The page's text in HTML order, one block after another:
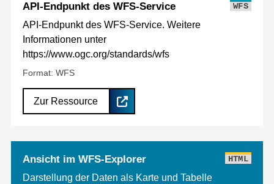
API-Endpunkt des WFS-Service WFS
API-Endpunkt des WFS-Service. Weitere
Informationen unter
https://www.ogc.org/standards/wfs
Format: WFS
Zur Ressource
Ansicht im WFS-Explorer HTML
Darstellung der Daten als Karte und Tabelle